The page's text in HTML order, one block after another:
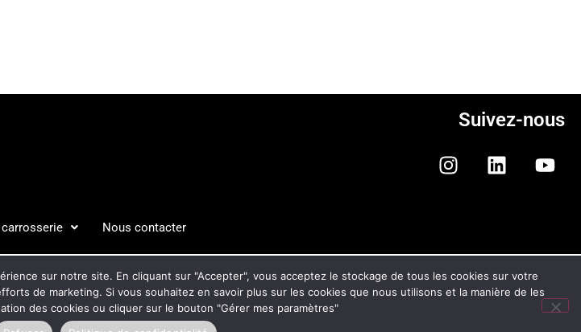
Suivez-nous
Nous contacter
POLITIQUE DE CONFIDENTIALITÉ ET DES COOKIES
#SeDeplacerMoinsPolluer
sur notre site. En cliquant sur "Accepter", vous acceptez le stockage de tous les cookies sur votre
de marketing. Si vous souhaitez en savoir plus sur les cookies que nous utilisons et la manière de les
des cookies ou cliquer sur le bouton "Gérer mes paramètres"